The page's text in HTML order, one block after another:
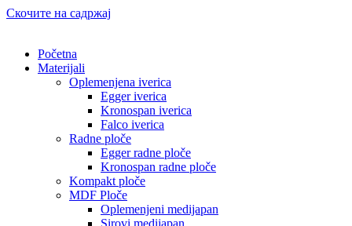
Скочите на садржај
Početna
Materijali
Oplemenjena iverica
Egger iverica
Kronospan iverica
Falco iverica
Radne ploče
Egger radne ploče
Kronospan radne ploče
Kompakt ploče
MDF Ploče
Oplemenjeni medijapan
Sirovi medijapan